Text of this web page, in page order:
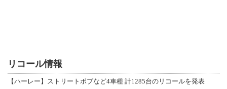
リコール情報
【ハーレー】ストリートボブなど4車種 計1285台のリコールを発表